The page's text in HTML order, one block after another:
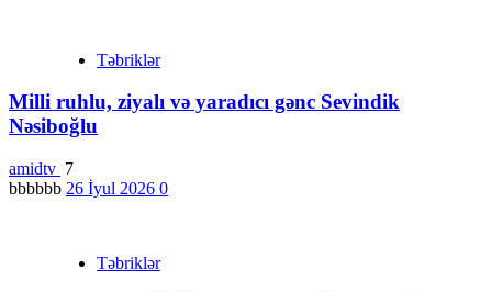
Təbriklər
Milli ruhlu, ziyalı və yaradıcı gənc Sevindik
Nəsiboğlu
amidtv 7
bbbbbb 26 İyul 2026 0
Təbriklər